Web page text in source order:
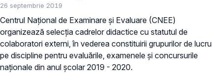
26 septembrie 2019
Centrul Naţional de Examinare şi Evaluare (CNEE)
organizează selecţia cadrelor didactice cu statutul de
colaboratori externi, în vederea constituirii grupurilor de lucru
pe discipline pentru evaluările, examenele şi concursurile
naţionale din anul şcolar 2019 - 2020.